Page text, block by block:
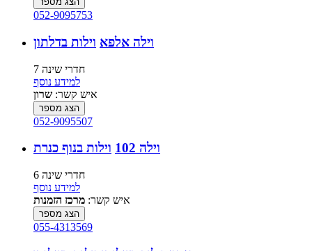
052-9095753
וילה אלפא וילות בדלתון
7 חדרי שינה
למידע נוסף
איש קשר: שרון
הצג מספר
052-9095507
וילה 102 וילות בנוף כנרת
6 חדרי שינה
למידע נוסף
איש קשר: מרכז הזמנות
הצג מספר
055-4313569